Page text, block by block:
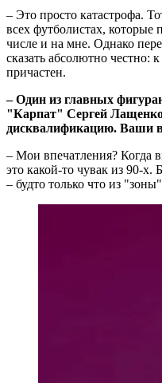
– Это просто катастрофа.
всех футболистах, которые
числе и на мне. Однако
сказать абсолютно честно:
причастен.
– Один из главных
"Карпат" Сергей
дисквалификацию. Ваши
– Мои впечатления? Когда
это какой-то чувак из 90-х.
– будто только что из